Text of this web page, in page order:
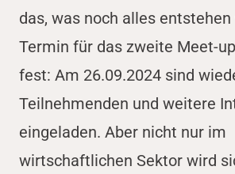
das, was noch alles
Termin für das zweite Meet-
fest: Am 26.09.2024 sind
Teilnehmenden und weitere
eingeladen. Aber nicht nur im
wirtschaftlichen Sektor wird